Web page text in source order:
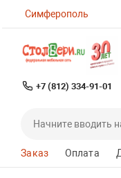
Симферополь
+7 (812) 334-91-01
Заказ Оплата